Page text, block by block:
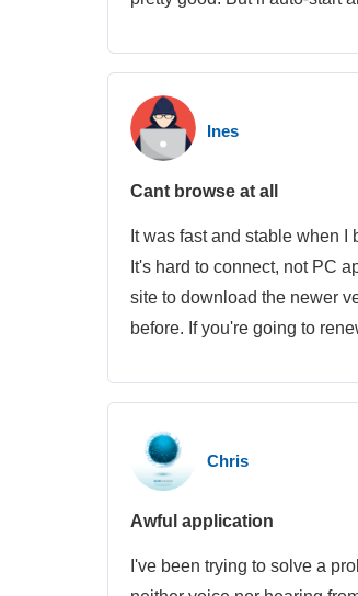
Ines
Cant browse at all
It was fast and stable when
It's hard to connect, not PC
site to download the newer
before. If you're going to
Chris
Awful application
I've been trying to solve a